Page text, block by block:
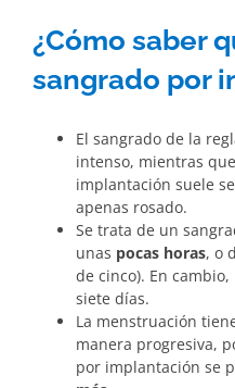
¿Cómo saber
sangrado por
El sangrado de la
intenso, mientras
implantación suele
apenas rosado.
Se trata de un
unas pocas horas, o
de cinco). En
siete días.
La menstruación
manera progresiva,
por implantación se